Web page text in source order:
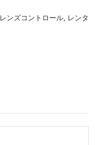
レンズコントロール, レンタ